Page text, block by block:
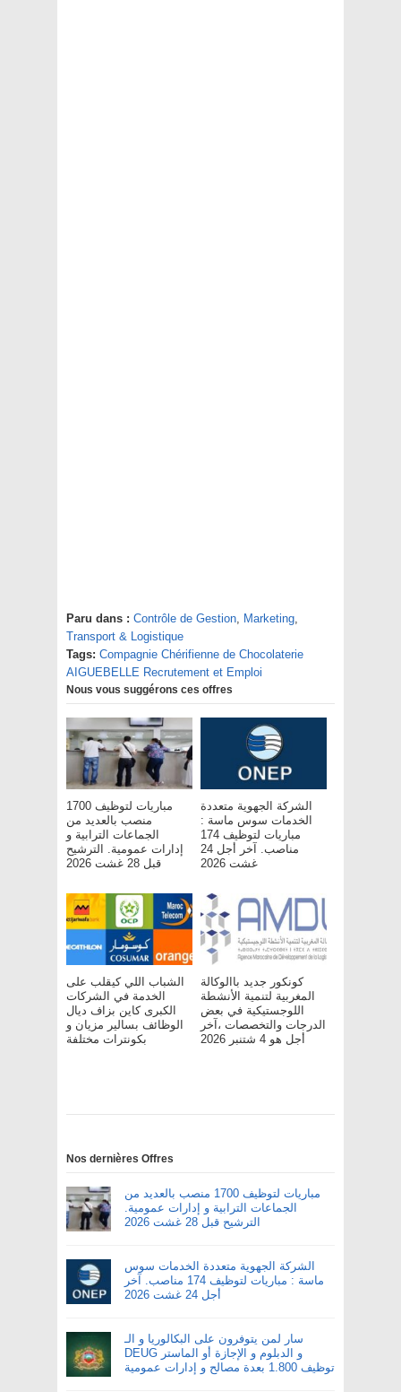
Paru dans : Contrôle de Gestion, Marketing,
Transport & Logistique
Tags: Compagnie Chérifienne de Chocolaterie
AIGUEBELLE Recrutement et Emploi
Nous vous suggérons ces offres
مباريات لتوظيف 1700
منصب بالعديد من
الجماعات الترابية و
إدارات عمومية. الترشيح
قبل 28 غشت 2026
الشركة الجهوية متعددة
الخدمات سوس ماسة :
مباريات لتوظيف 174
مناصب. آخر أجل 24
غشت 2026
الشباب اللي كيقلب على
الخدمة في الشركات
الكبرى كاين بزاف ديال
الوظائف بسالير مزيان و
بكونترات مختلفة
كونكور جديد باالوكالة
المغربية لتنمية الأنشطة
اللوجستيكية في بعض
الدرجات والتخصصات ،آخر
أجل هو 4 شتنبر 2026
Nos dernières Offres
مباريات لتوظيف 1700 منصب بالعديد من
الجماعات الترابية و إدارات عمومية.
الترشيح قبل 28 غشت 2026
الشركة الجهوية متعددة الخدمات سوس
ماسة : مباريات لتوظيف 174 مناصب. آخر
أجل 24 غشت 2026
سار لمن يتوفرون على البكالوريا و الـ
DEUG و الدبلوم و الإجازة أو الماستر
توظيف 1.800 بعدة مصالح و إدارات عمومية